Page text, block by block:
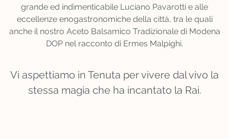
grande ed indimenticabile Luciano Pavarotti e alle
eccellenze enogastronomiche della città, tra le quali
anche il nostro Aceto Balsamico Tradizionale di Modena
DOP nel racconto di Ermes Malpighi.
Vi aspettiamo in Tenuta per vivere dal vivo la
stessa magia che ha incantato la Rai.